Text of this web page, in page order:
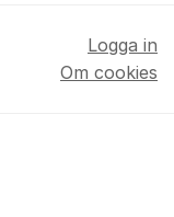
Logga in
Om cookies